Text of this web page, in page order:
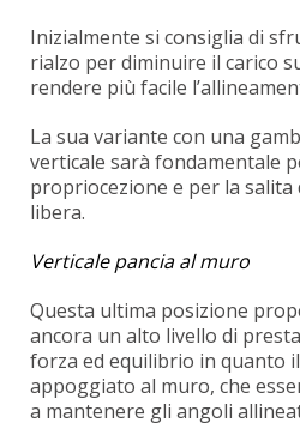
Inizialmente si consiglia di
rialzo per diminuire il carico
rendere più facile
La sua variante con una
verticale sarà fondamentale
propriocezione e per la salita
libera.
Verticale pancia al muro
Questa ultima posizione
ancora un alto livello di
forza ed equilibrio in quanto
appoggiato al muro, che
a mantenere gli angoli